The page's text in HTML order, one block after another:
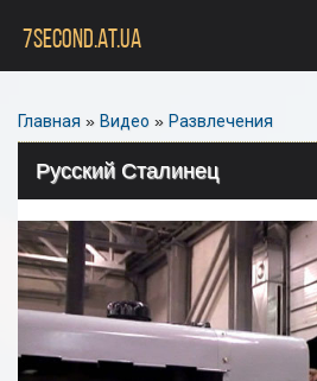
7SECOND.AT.UA
Главная » Видео » Развлечения
Русский Сталинец